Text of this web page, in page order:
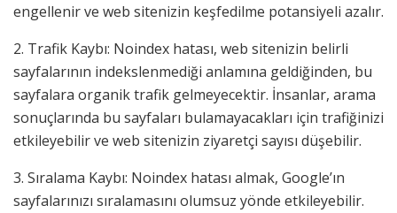
engellenir ve web sitenizin keşfedilme potansiyeli azalır.
2. Trafik Kaybı: Noindex hatası, web sitenizin belirli
sayfalarının indekslenmediği anlamına geldiğinden, bu
sayfalara organik trafik gelmeyecektir. İnsanlar, arama
sonuçlarında bu sayfaları bulamayacakları için trafiğinizi
etkileyebilir ve web sitenizin ziyaretçi sayısı düşebilir.
3. Sıralama Kaybı: Noindex hatası almak, Google’ın
sayfalarınızı sıralamasını olumsuz yönde etkileyebilir.